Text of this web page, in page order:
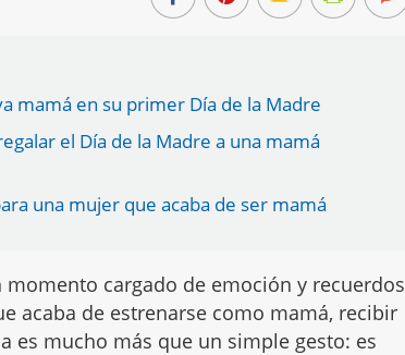
mamá en su primer Día de la Madre
el Día de la Madre a una mamá
una mujer que acaba de ser mamá
momento cargado de emoción y recuerdos
acaba de estrenarse como mamá, recibir
es mucho más que un simple gesto: es